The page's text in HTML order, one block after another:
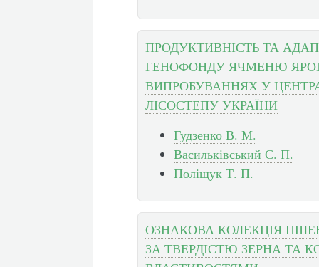
ПРОДУКТИВНІСТЬ ТА
ГЕНОФОНДУ ЯЧМЕНЮ
ВИПРОБУВАННЯХ У
ЛІСОСТЕПУ УКРАЇНИ
Гудзенко В. М.
Васильківський С. П.
Поліщук Т. П.
ОЗНАКОВА КОЛЕКЦІЯ
ЗА ТВЕРДІСТЮ ЗЕРНА ТА